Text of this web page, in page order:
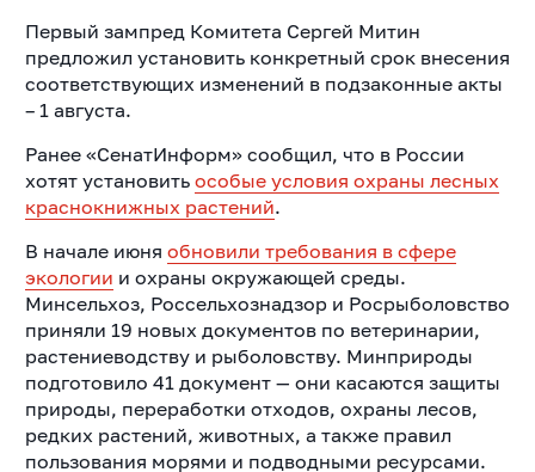
Первый зампред Комитета Сергей Митин
предложил установить конкретный срок внесения
соответствующих изменений в подзаконные акты
– 1 августа.
Ранее «СенатИнформ» сообщил, что в России
хотят установить особые условия охраны лесных
краснокнижных растений.
В начале июня обновили требования в сфере
экологии и охраны окружающей среды.
Минсельхоз, Россельхознадзор и Росрыболовство
приняли 19 новых документов по ветеринарии,
растениеводству и рыболовству. Минприроды
подготовило 41 документ — они касаются защиты
природы, переработки отходов, охраны лесов,
редких растений, животных, а также правил
пользования морями и подводными ресурсами.